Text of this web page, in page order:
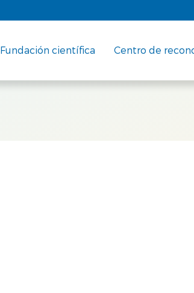
Fundación científica Centro de